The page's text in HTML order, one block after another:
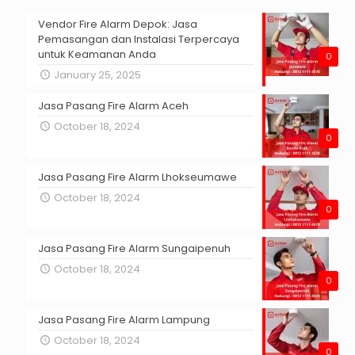
0
Vendor Fire Alarm Depok: Jasa
Pemasangan dan Instalasi Terpercaya
untuk Keamanan Anda
January 25, 2025
0
Jasa Pasang Fire Alarm Aceh
October 18, 2024
0
Jasa Pasang Fire Alarm Lhokseumawe
October 18, 2024
0
Jasa Pasang Fire Alarm Sungaipenuh
October 18, 2024
0
Jasa Pasang Fire Alarm Lampung
October 18, 2024